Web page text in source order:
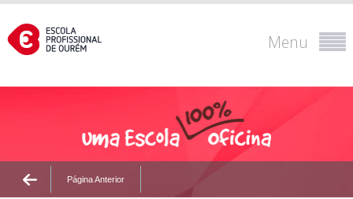
Menu
Página Anterior